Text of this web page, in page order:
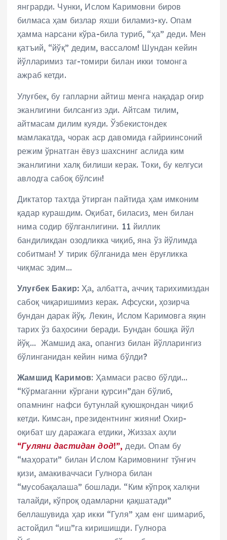
янграрди. Чунки, Ислом Каримовни биров
билмаса ҳам бизлар яхши биламиз-ку. Опам
ҳамма нарсани кўра-била туриб, “ҳа” деди. Мен
қатъий, “йўқ” дедим, вассалом! Шундан кейин
йўлларимиз таг-томири билан икки томонга
ажраб кетди.
Улуғбек, бу гапларни айтиш менга нақадар оғир
эканлигини билсангиз эди. Айтсам тилим,
айтмасам дилим куяди. Ўзбекистондек
мамлакатда, чорак аср давомида ғайриинсоний
режим ўрнатган ёвуз шахснинг аслида ким
эканлигини халқ билиши керак. Токи, бу келгуси
авлодга сабоқ бўлсин!
Диктатор тахтда ўтирган пайтида ҳам имконим
қадар курашдим. Оқибат, биласиз, мен билан
нима содир бўлганлигини. 11 йиллик
бандиликдан озодликка чиқиб, яна ўз йўлимда
собитман! У тирик бўлганида мен ёруғликка
чиқмас эдим…
Улуғбек Бакир: Ҳа, албатта, аччиқ тарихимиздан
сабоқ чиқаришимиз керак. Афсуски, ҳозирча
бундан дарак йўқ. Лекин, Ислом Каримовга яқин
тарих ўз баҳосини беради. Бундан бошқа йўл
йўқ… Жамшид ака, опангиз билан йўлларингиз
бўлинганидан кейин нима бўлди?
Жамшид Каримов: Ҳаммаси расво бўлди…
“Кўрмаганни кўргани қурсин”дан бўлиб,
опамнинг нафси бутунлай қуюшқондан чиқиб
кетди. Кимсан, президентнинг жияни! Охир-
оқибат шу даражага етдики, Жиззах аҳли
“Гуляни дастидан дод!”, деди. Опам бу
“маҳорати” билан Ислом Каримовнинг тўнғич
қизи, амакиваччаси Гулнора билан
“мусобақалаша” бошлади. “Ким кўпроқ халқни
талайди, кўпроқ одамларни қақшатади”
беллашувида ҳар икки “Гуля” ҳам енг шимариб,
астойдил “иш”га киришишди. Гулнора